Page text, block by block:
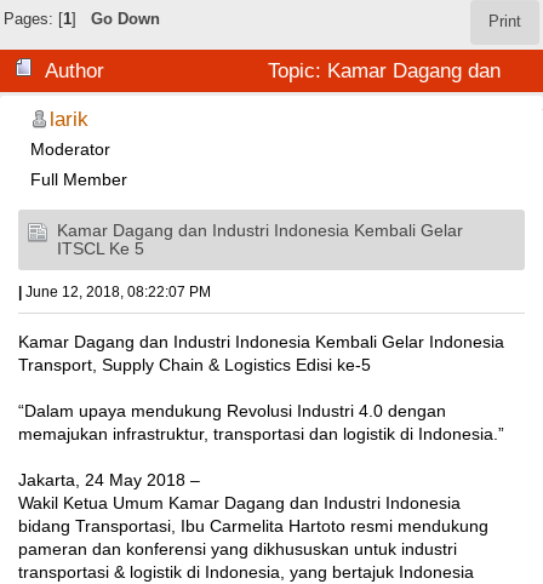
Print
Pages: [1] Go Down
Author
Topic: Kamar Dagang dan
Industri Indonesia Kembali Gelar ITSCL Ke 5 (Read
42552 times)
larik
Moderator
Full Member
Kamar Dagang dan Industri Indonesia Kembali Gelar
ITSCL Ke 5
| June 12, 2018, 08:22:07 PM
Kamar Dagang dan Industri Indonesia Kembali Gelar Indonesia
Transport, Supply Chain & Logistics Edisi ke-5
“Dalam upaya mendukung Revolusi Industri 4.0 dengan
memajukan infrastruktur, transportasi dan logistik di Indonesia.”
Jakarta, 24 May 2018 –
Wakil Ketua Umum Kamar Dagang dan Industri Indonesia
bidang Transportasi, Ibu Carmelita Hartoto resmi mendukung
pameran dan konferensi yang dikhususkan untuk industri
transportasi & logistik di Indonesia, yang bertajuk Indonesia